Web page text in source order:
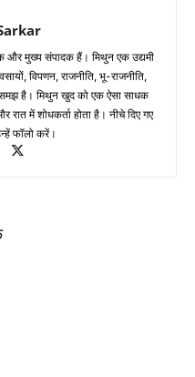
और मुख्य संपादक हैं। मिथुन एक उद्यमी
विपणन, राजनीति, भू-राजनीति,
समझ है। मिथुन खुद को एक ऐसा साधक
में शोधकर्ता होता है। नीचे दिए गए
फॉलो करें।